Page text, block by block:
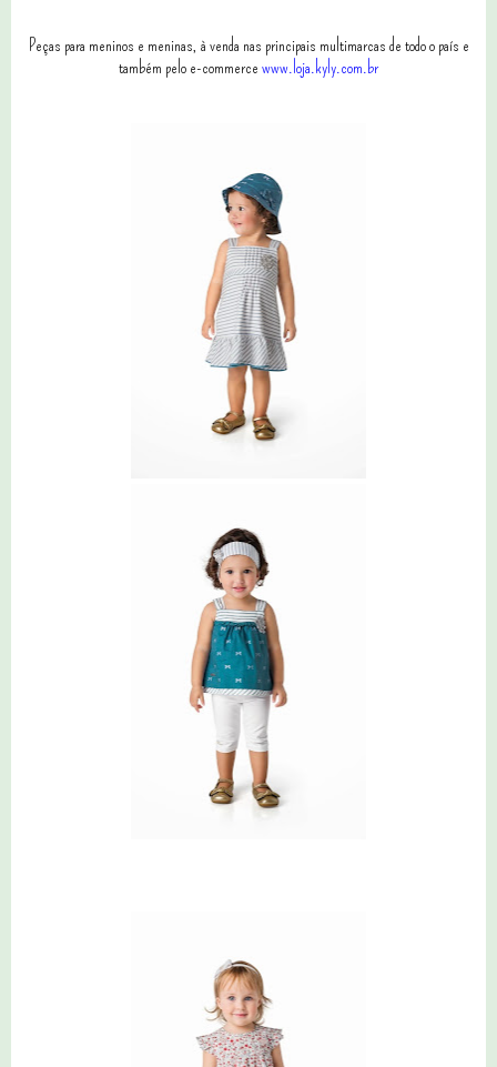
Peças para meninos e meninas, à venda nas principais multimarcas de todo o país e
também pelo e-commerce www.loja.kyly.com.br